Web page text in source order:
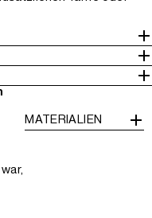
MATERIALIEN